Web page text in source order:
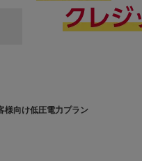
様向け低圧電力プラン